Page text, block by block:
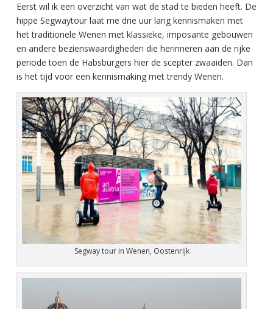
Eerst wil ik een overzicht van wat de stad te bieden heeft. De
hippe Segwaytour laat me drie uur lang kennismaken met
het traditionele Wenen met klassieke, imposante gebouwen
en andere bezienswaardigheden die herinneren aan de rijke
periode toen de Habsburgers hier de scepter zwaaiden. Dan
is het tijd voor een kennismaking met trendy Wenen.
Segway tour in Wenen, Oostenrijk